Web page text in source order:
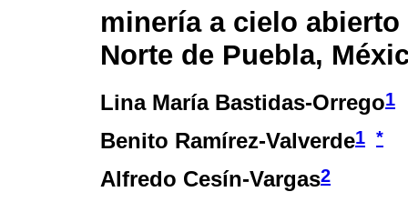
minería a cielo abierto
Norte de Puebla,
Lina María Bastidas-Orrego1
Benito Ramírez-Valverde1 *
Alfredo Cesín-Vargas2